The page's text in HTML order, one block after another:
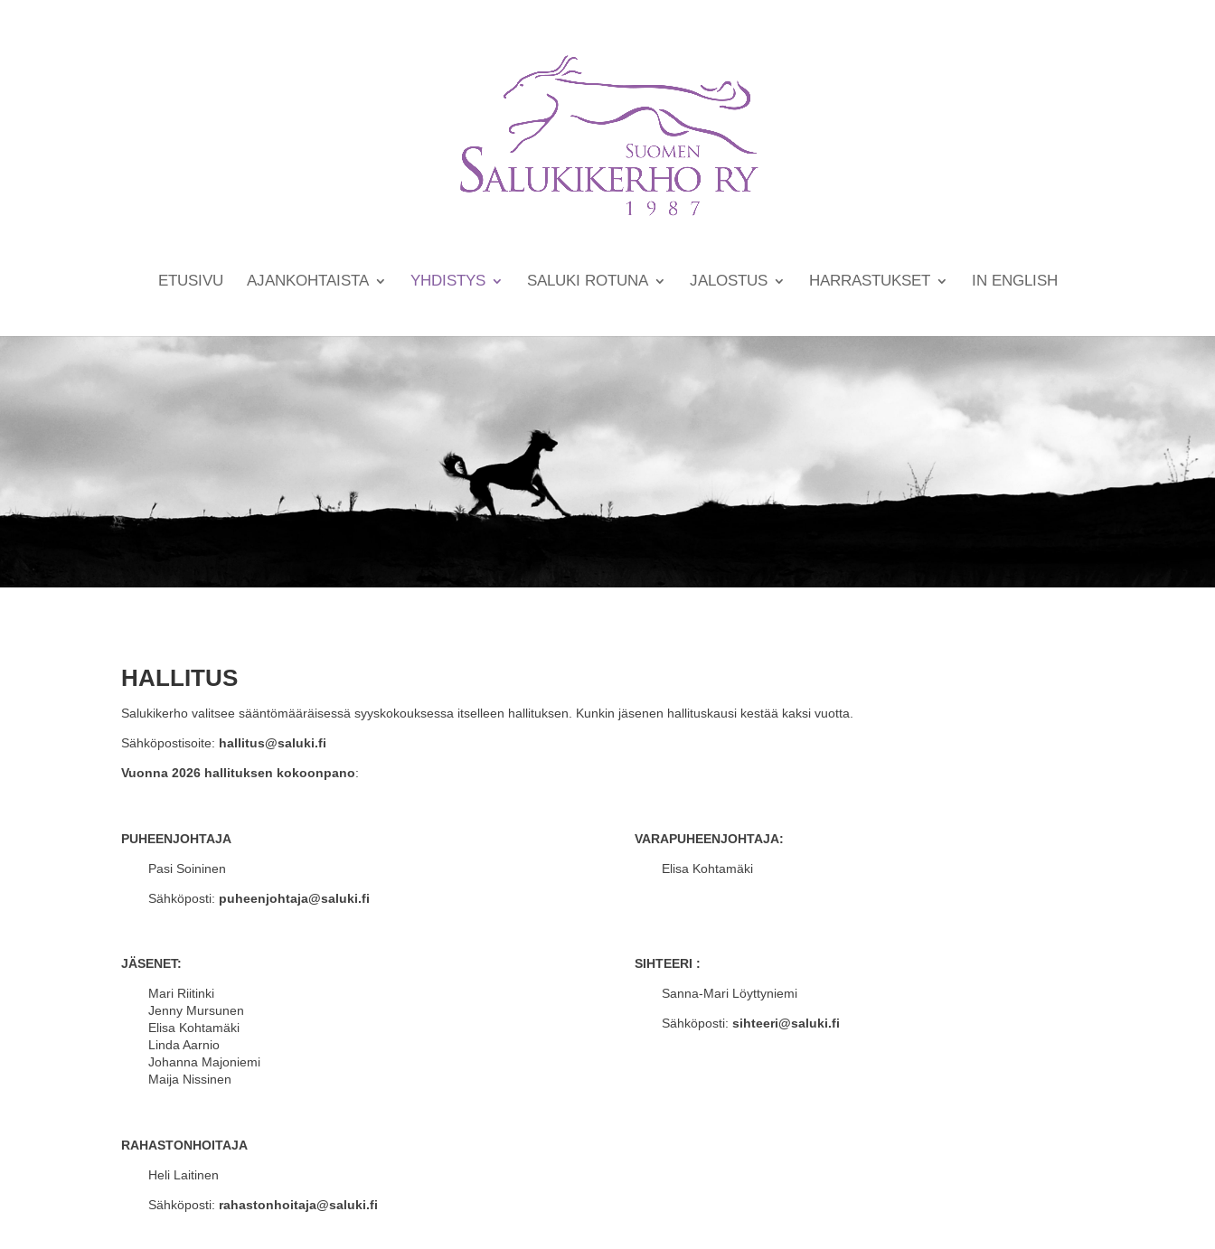
ETUSIVU AJANKOHTAISTA YHDISTYS SALUKI ROTUNA JALOSTUS HARRASTUKSET IN ENGLISH
HALLITUS
Salukikerho valitsee sääntömääräisessä syyskokouksessa itselleen hallituksen. Kunkin jäsenen hallituskausi kestää kaksi vuotta.
Sähköpostisoite: hallitus@saluki.fi
Vuonna 2026 hallituksen kokoonpano:
PUHEENJOHTAJA
Pasi Soininen
Sähköposti: puheenjohtaja@saluki.fi
VARAPUHEENJOHTAJA:
Elisa Kohtamäki
JÄSENET:
Mari Riitinki
Jenny Mursunen
Elisa Kohtamäki
Linda Aarnio
Johanna Majoniemi
Maija Nissinen
SIHTEERI :
Sanna-Mari Löyttyniemi
Sähköposti: sihteeri@saluki.fi
RAHASTONHOITAJA
Heli Laitinen
Sähköposti: rahastonhoitaja@saluki.fi